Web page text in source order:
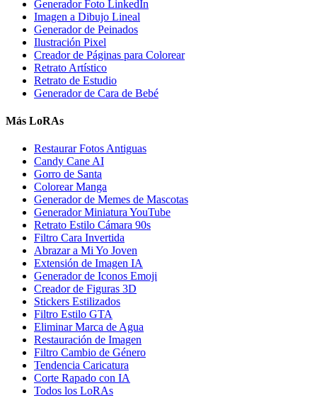
Generador Foto LinkedIn
Imagen a Dibujo Lineal
Generador de Peinados
Ilustración Pixel
Creador de Páginas para Colorear
Retrato Artístico
Retrato de Estudio
Generador de Cara de Bebé
Más LoRAs
Restaurar Fotos Antiguas
Candy Cane AI
Gorro de Santa
Colorear Manga
Generador de Memes de Mascotas
Generador Miniatura YouTube
Retrato Estilo Cámara 90s
Filtro Cara Invertida
Abrazar a Mi Yo Joven
Extensión de Imagen IA
Generador de Iconos Emoji
Creador de Figuras 3D
Stickers Estilizados
Filtro Estilo GTA
Eliminar Marca de Agua
Restauración de Imagen
Filtro Cambio de Género
Tendencia Caricatura
Corte Rapado con IA
Todos los LoRAs